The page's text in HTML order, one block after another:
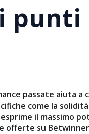
passate aiuta
come la
il massimo
offerte su